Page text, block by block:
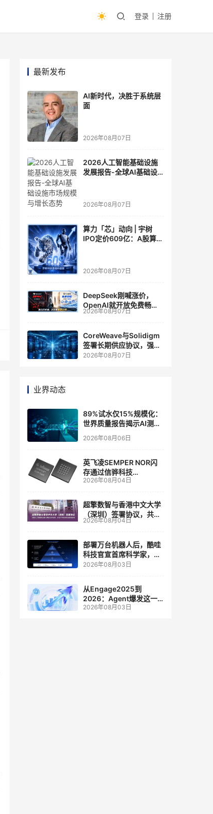
登录 注册
最新发布
AI新时代，决胜于系统层
面
2026年08月07日
2026人工智能基础设施
发展报告-全球AI基础设
2026年08月07日
算力「芯」动向 | 宇树
IPO定价609亿：A股算力
2026年08月07日
DeepSeek刚喊涨价，
OpenAI就开放免费畅
聊？大模型定价的平行宇
2026年08月07日
CoreWeave与Solidigm
签署长期供应协议，强化
一体化人工智能云平台
2026年08月07日
业界动态
89%试水仅15%规模化：
世界质量报告揭示AI测
试"落地鸿沟"
2026年08月06日
英飞凌SEMPER NOR闪
存通过信骅科技
AST2700 BMC认证，全
管理
2026年08月04日
超擎数智与香港中文大学
（深圳）签署协议，共建
人工智能和边缘计算联合
2026年08月04日
部署万台机器人后，酷哇
科技官宣首席科学家，要
让世界模型交付生产力
2026年08月03日
从Engage2025到
2026：Agent爆发这一
年，AI CRM 走到哪了
2026年08月03日